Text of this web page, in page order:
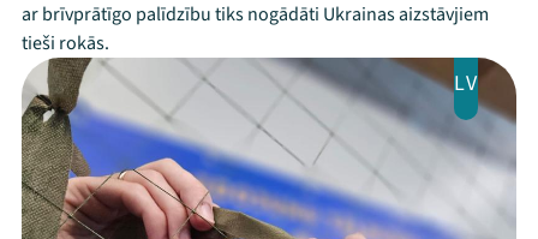
ar brīvprātīgo palīdzību tiks nogādāti Ukrainas aizstāvjiem
tieši rokās.
LV